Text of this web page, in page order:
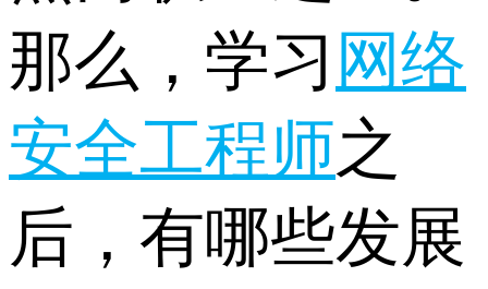
那么，学习 网络
安全工程师之
后，有哪些发展